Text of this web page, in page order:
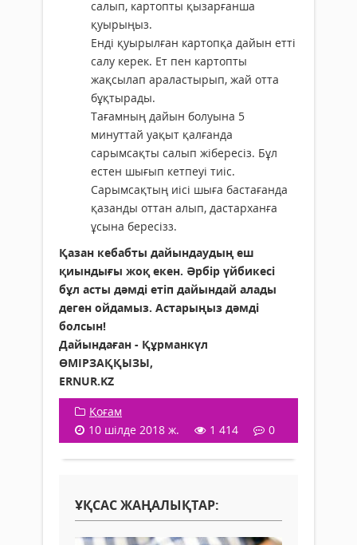
салып, картопты қызарғанша
қуырыңыз.
Енді қуырылған картопқа дайын етті
салу керек. Ет пен картопты
жақсылап араластырып, жай отта
бұқтырады.
Тағамның дайын болуына 5
минуттай уақыт қалғанда
сарымсақты салып жібересіз. Бұл
естен шығып кетпеуі тиіс.
Сарымсақтың иісі шыға бастағанда
қазанды оттан алып, дастарханға
ұсына бересізз.
Қазан кебабты дайындаудың еш
қиындығы жоқ екен. Әрбір үйбикесі
бұл асты дәмді етіп дайындай алады
деген ойдамыз. Астарыңыз дәмді
болсын!
Дайындаған - Құрманкүл
ӨМІРЗАҚҚЫЗЫ,
ERNUR.KZ
Қоғам
10 шілде 2018 ж.
1 414 0
ҰҚСАС ЖАҢАЛЫҚТАР: